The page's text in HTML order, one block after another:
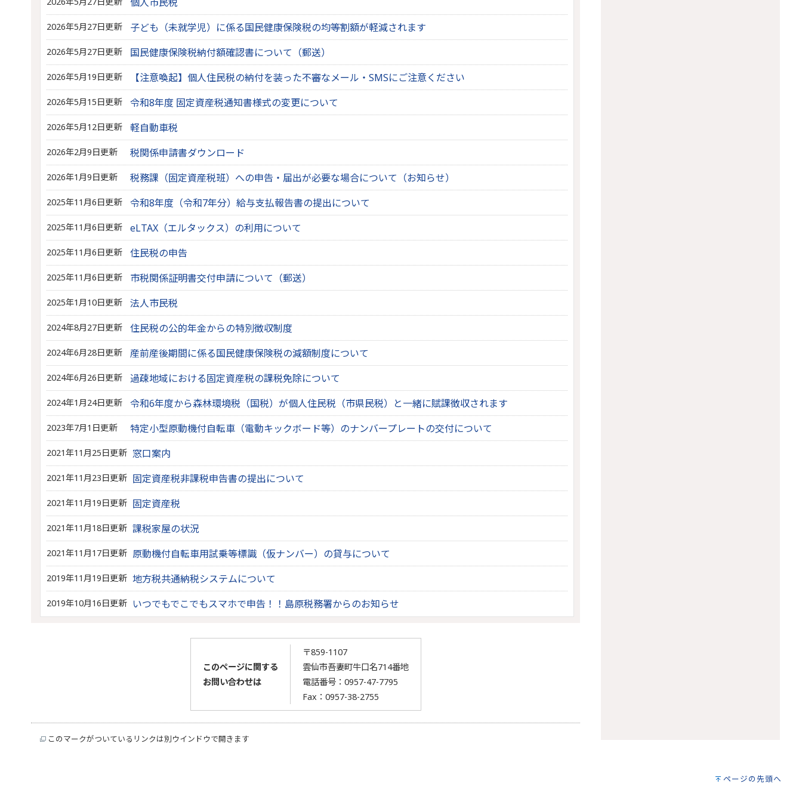
2026年5月27日更新 子ども（未就学児）に係る国民健康保険税の均等割額が軽減されます
2026年5月27日更新 国民健康保険税納付額確認書について（郵送）
2026年5月19日更新 【注意喚起】個人住民税の納付を装った不審なメール・SMSにご注意ください
2026年5月15日更新 令和8年度 固定資産税通知書様式の変更について
2026年5月12日更新 軽自動車税
2026年2月9日更新 税関係申請書ダウンロード
2026年1月9日更新 税務課（固定資産税班）への申告・届出が必要な場合について（お知らせ）
2025年11月6日更新 令和8年度（令和7年分）給与支払報告書の提出について
2025年11月6日更新 eLTAX（エルタックス）の利用について
2025年11月6日更新 住民税の申告
2025年11月6日更新 市税関係証明書交付申請について（郵送）
2025年1月10日更新 法人市民税
2024年8月27日更新 住民税の公的年金からの特別徴収制度
2024年6月28日更新 産前産後期間に係る国民健康保険税の減額制度について
2024年6月26日更新 過疎地域における固定資産税の課税免除について
2024年1月24日更新 令和6年度から森林環境税（国税）が個人住民税（市県民税）と一緒に賦課徴収されます
2023年7月1日更新 特定小型原動機付自転車（電動キックボード等）のナンバープレートの交付について
2021年11月25日更新 窓口案内
2021年11月23日更新 固定資産税非課税申告書の提出について
2021年11月19日更新 固定資産税
2021年11月18日更新 課税家屋の状況
2021年11月17日更新 原動機付自転車用試乗等標識（仮ナンバー）の貸与について
2019年11月19日更新 地方税共通納税システムについて
2019年10月16日更新 いつでもでこでもスマホで申告！！島原税務署からのお知らせ
このページに関する
お問い合わせは
〒859-1107
雲仙市吾妻町牛口名714番地
電話番号：0957-47-7795
Fax：0957-38-2755
このマークがついているリンクは別ウインドウで開きます
ページの先頭へ